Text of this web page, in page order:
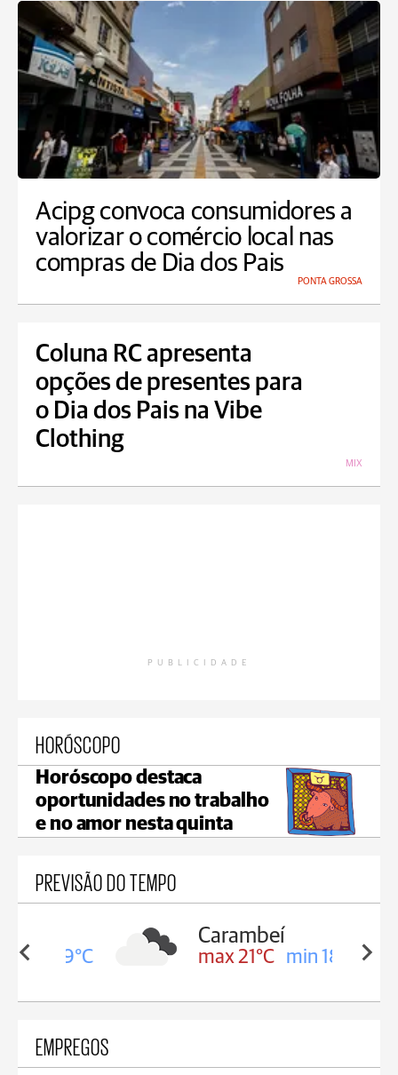
Acipg convoca consumidores a
valorizar o comércio local nas
compras de Dia dos Pais
PONTA GROSSA
Coluna RC apresenta
opções de presentes para
o Dia dos Pais na Vibe
Clothing
MIX
PUBLICIDADE
HORÓSCOPO
Horóscopo destaca
oportunidades no trabalho
e no amor nesta quinta
PREVISÃO DO TEMPO
19°C
Carambeí
max 21°C min 18°C
EMPREGOS